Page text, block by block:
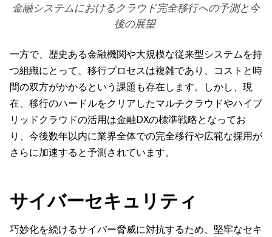
金融システムにおけるクラウド完全移行への予測と今
後の展望
一方で、歴史ある金融機関や大規模な従来型システムを持
つ組織にとって、移行プロセスは複雑であり、コストと時
間の双方がかかるという課題も存在します。しかし、現
在、移行のハードルをクリアしたマルチクラウドやハイブ
リッドクラウドの活用は金融DXの標準戦略となってお
り、今後数年以内に業界全体での完全移行や広範な採用が
さらに加速すると予測されています。
サイバーセキュリティ
巧妙化を続けるサイバー脅威に対抗するため、堅牢なセキ